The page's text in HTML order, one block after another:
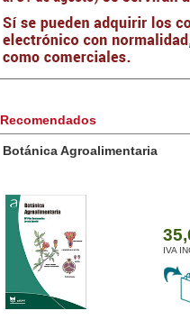
Recomendados
Botánica Agroalimentaria
IVA